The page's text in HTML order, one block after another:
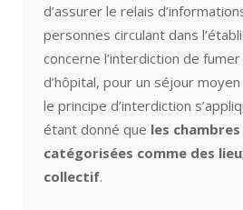
d’assurer le relais
personnes circulant dans
concerne l’interdiction de
d’hôpital, pour un séjour
le principe d’interdiction
étant donné que les
catégorisées comme des
collectif.